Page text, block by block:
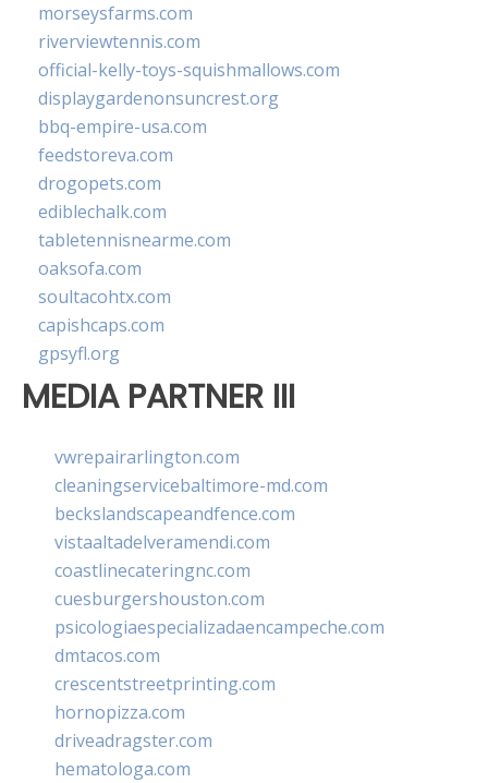
morseysfarms.com
riverviewtennis.com
official-kelly-toys-squishmallows.com
displaygardenonsuncrest.org
bbq-empire-usa.com
feedstoreva.com
drogopets.com
ediblechalk.com
tabletennisnearme.com
oaksofa.com
soultacohtx.com
capishcaps.com
gpsyfl.org
MEDIA PARTNER III
vwrepairarlington.com
cleaningservicebaltimore-md.com
beckslandscapeandfence.com
vistaaltadelveramendi.com
coastlinecateringnc.com
cuesburgershouston.com
psicologiaespecializadaencampeche.com
dmtacos.com
crescentstreetprinting.com
hornopizza.com
driveadragster.com
hematologa.com